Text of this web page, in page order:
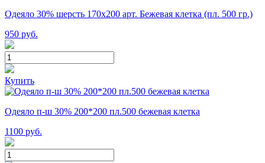
Одеяло 30% шерсть 170х200 арт. Бежевая клетка (пл. 500 гр.)
950 руб.
Купить
Одеяло п-ш 30% 200*200 пл.500 бежевая клетка
1100 руб.